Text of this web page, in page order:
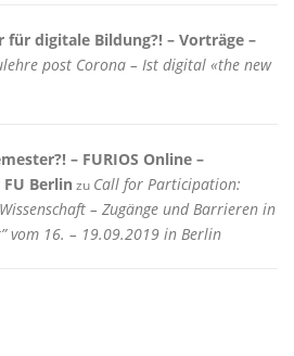
für digitale Bildung?! – Vorträge –
post Corona – Ist digital «the new
– FURIOS Online –
Berlin zu Call for Participation:
– Zugänge und Barrieren in
vom 16. – 19.09.2019 in Berlin